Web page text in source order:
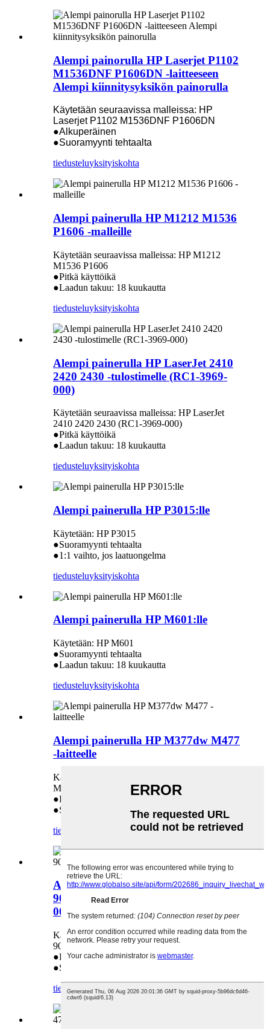
Alempi painorulla HP Laserjet P1102
M1536DNF P1606DN -laitteeseen
Alempi kiinnitysyksikön painorulla
Käytetään seuraavissa malleissa: HP
Laserjet P1102 M1536DNF P1606DN
●Alkuperäinen
●Suoramyynti tehtaalta
tiedusteluyksityiskohta
Alempi painerulla HP M1212 M1536
P1606 -malleille
Käytetään seuraavissa malleissa: HP M1212
M1536 P1606
●Pitkä käyttöikä
●Laadun takuu: 18 kuukautta
tiedusteluyksityiskohta
Alempi painerulla HP LaserJet 2410
2420 2430 -tulostimelle (RC1-3969-
000)
Käytetään seuraavissa malleissa: HP LaserJet
2410 2420 2430 (RC1-3969-000)
●Pitkä käyttöikä
●Laadun takuu: 18 kuukautta
tiedusteluyksityiskohta
Alempi painerulla HP P3015:lle
Käytetään: HP P3015
●Suoramyynti tehtaalta
●1:1 vaihto, jos laatuongelma
tiedusteluyksityiskohta
Alempi painerulla HP M601:lle
Käytetään: HP M601
●Suoramyynti tehtaalta
●Laadun takuu: 18 kuukautta
tiedusteluyksityiskohta
Alempi painerulla HP M377dw M477
-laitteelle
Käytetään seuraavissa malleissa: HP M377dw
M477
●Pitkä käyttöikä
●Suoramyynti tehtaalta
tiedustelu
yksityiskohta
Alempi painerulla HP Laserjet 9000
9040 9050 RB25921000 RB2-5921-
000 OEM
Käytetään seuraavissa tulostimissa: HP Laserjet
9000 9040 9050 RB25921000
●Pitkä käyttöikä
●Suoramyynti tehtaalta
tiedusteluyksityiskohta